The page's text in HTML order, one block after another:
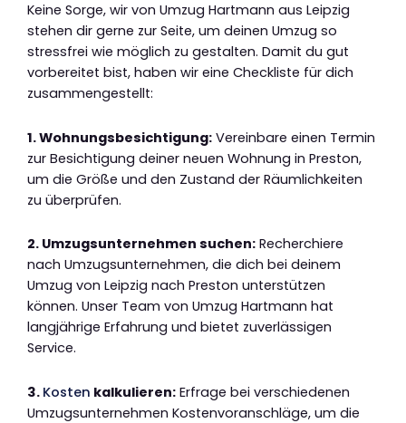
Keine Sorge, wir von Umzug Hartmann aus Leipzig
stehen dir gerne zur Seite, um deinen Umzug so
stressfrei wie möglich zu gestalten. Damit du gut
vorbereitet bist, haben wir eine Checkliste für dich
zusammengestellt:
1. Wohnungsbesichtigung: Vereinbare einen Termin
zur Besichtigung deiner neuen Wohnung in Preston,
um die Größe und den Zustand der Räumlichkeiten
zu überprüfen.
2. Umzugsunternehmen suchen: Recherchiere
nach Umzugsunternehmen, die dich bei deinem
Umzug von Leipzig nach Preston unterstützen
können. Unser Team von Umzug Hartmann hat
langjährige Erfahrung und bietet zuverlässigen
Service.
3. Kosten kalkulieren: Erfrage bei verschiedenen
Umzugsunternehmen Kostenvoranschläge, um die